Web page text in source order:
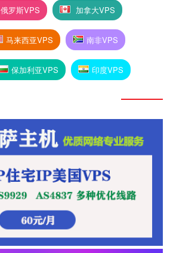
俄罗斯VPS 加拿大VPS
马来西亚VPS 南非VPS
保加利亚VPS 印度VPS